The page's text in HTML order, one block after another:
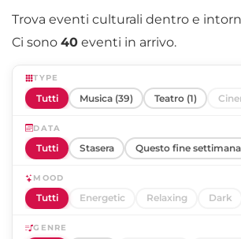
Trova eventi culturali dentro e
Ci sono 40 eventi in arrivo.
TYPE
Tutti Musica (39) Teatro (1)
DATA
Tutti Stasera Questo fine settimana
MOOD
Tutti Energetic Relaxing Dark
GENRE